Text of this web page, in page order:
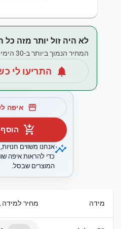
לא היה זול יותר מזה כל
המחיר הנמוך ביותר ב-30 הימים האחרונים היה ‏4.90 ‏₪.
notifications התריעו לי
storefront איפה
add_shopping_cart
insightsאנחנו משווים
כדי להראות איפה
המוצרים שבסל.
מידה מחיר